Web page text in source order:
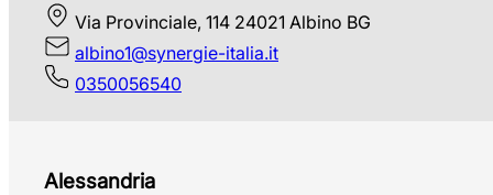
Via Provinciale, 114 24021 Albino BG
albino1@synergie-italia.it
0350056540
Alessandria